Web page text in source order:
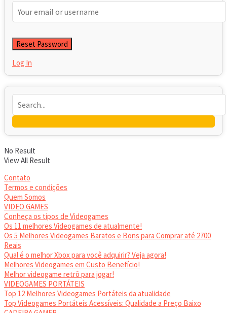
Log In
No Result
View All Result
Contato
Termos e condições
Quem Somos
VIDEO GAMES
Conheça os tipos de Videogames
Os 11 melhores Videogames de atualmente!
Os 5 Melhores Videogames Baratos e Bons para Comprar até 2700
Reais
Qual é o melhor Xbox para você adquirir? Veja agora!
Melhores Videogames em Custo Benefício!
Melhor videogame retrô para jogar!
VIDEOGAMES PORTÁTEIS
Top 12 Melhores Videogames Portáteis da atualidade
Top Videogames Portáteis Acessíveis: Qualidade a Preço Baixo